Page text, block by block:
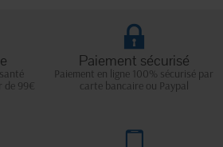
99€
Paiement sécurisé
Paiement en ligne 100% sécurisé par
carte bancaire ou Paypal